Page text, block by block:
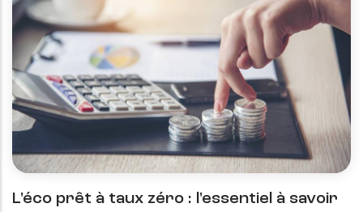
L'éco prêt à taux zéro : l'essentiel à savoir